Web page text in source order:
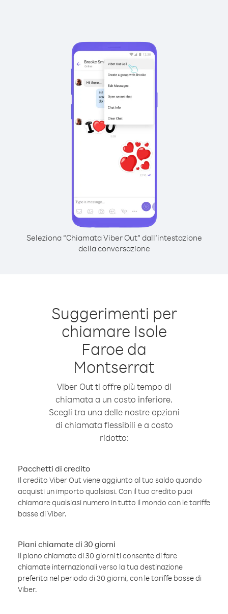
Seleziona “Chiamata Viber Out” dall’intestazione
della conversazione
Suggerimenti per
chiamare Isole
Faroe da
Montserrat
Viber Out ti offre più tempo di
chiamata a un costo inferiore.
Scegli tra una delle nostre opzioni
di chiamata flessibili e a costo
ridotto:
Pacchetti di credito
Il credito Viber Out viene aggiunto al tuo saldo quando
acquisti un importo qualsiasi. Con il tuo credito puoi
chiamare qualsiasi numero in tutto il mondo con le tariffe
basse di Viber.
Piani chiamate di 30 giorni
Il piano chiamate di 30 giorni ti consente di fare
chiamate internazionali verso la tua destinazione
preferita nel periodo di 30 giorni, con le tariffe basse di
Viber.